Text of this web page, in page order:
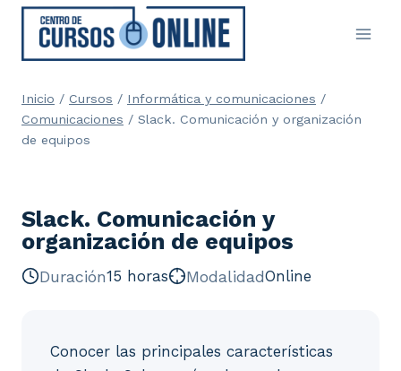
Saltar
contenido
Inicio / Cursos / Informática y comunicaciones /
Comunicaciones / Slack. Comunicación y organización
de equipos
Slack. Comunicación y
organización de equipos
Duración15 horas ModalidadOnline
Conocer las principales características